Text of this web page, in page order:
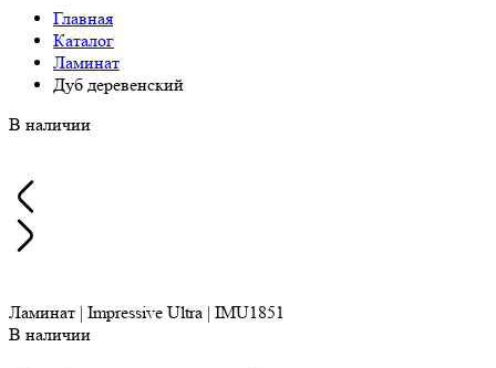
Главная
Каталог
Ламинат
Дуб деревенский
В наличии
Ламинат | Impressive Ultra | IMU1851
В наличии